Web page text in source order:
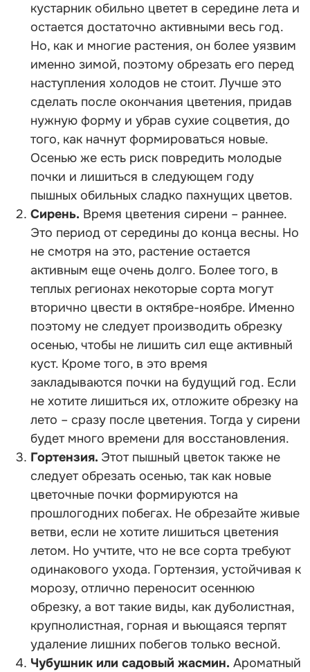
кустарник обильно цветет в середине лета и
остается достаточно активными весь год.
Но, как и многие растения, он более уязвим
именно зимой, поэтому обрезать его перед
наступления холодов не стоит. Лучше это
сделать после окончания цветения, придав
нужную форму и убрав сухие соцветия, до
того, как начнут формироваться новые.
Осенью же есть риск повредить молодые
почки и лишиться в следующем году
пышных обильных сладко пахнущих цветов.
Сирень. Время цветения сирени – раннее.
Это период от середины до конца весны. Но
не смотря на это, растение остается
активным еще очень долго. Более того, в
теплых регионах некоторые сорта могут
вторично цвести в октябре-ноябре. Именно
поэтому не следует производить обрезку
осенью, чтобы не лишить сил еще активный
куст. Кроме того, в это время
закладываются почки на будущий год. Если
не хотите лишиться их, отложите обрезку на
лето – сразу после цветения. Тогда у сирени
будет много времени для восстановления.
Гортензия. Этот пышный цветок также не
следует обрезать осенью, так как новые
цветочные почки формируются на
прошлогодних побегах. Не обрезайте живые
ветви, если не хотите лишиться цветения
летом. Но учтите, что не все сорта требуют
одинакового ухода. Гортензия, устойчивая к
морозу, отлично переносит осеннюю
обрезку, а вот такие виды, как дуболистная,
крупнолистная, горная и вьющаяся терпят
удаление лишних побегов только весной.
Чубушник или садовый жасмин. Ароматный